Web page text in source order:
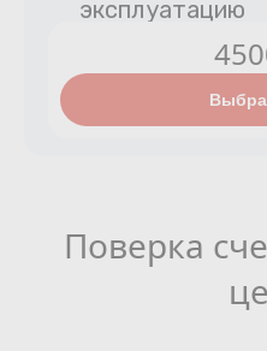
эксплуатацию
Поверка